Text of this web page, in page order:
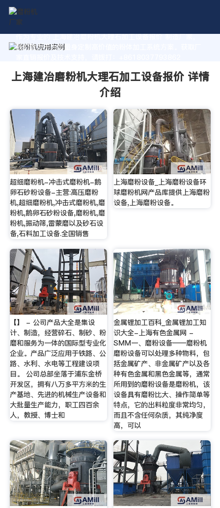
作为专业的 上海建冶磨粉机大理石加工设备报价 制造厂家，
我们致力于为您量身定制高价值的粉体加工系统方案。获取厂
上海建冶磨粉机大理石加工设备报价 详情
介绍
超细磨粉机-冲击式磨粉机-鹅
卵石砂粉设备-主营:高压磨粉
机,超细磨粉机,冲击式磨粉机,磨
粉机,鹅卵石砂粉设备,磨粉机,磨
粉机,振动筛,雷蒙磨以及砂石设
备,石料加工设备.全国销售
上海磨粉设备_上海磨粉设备环
球磨粉机网产品库提供上海磨粉
设备,上海磨粉设备。
【】 - 公司产品大全是集设
计、制造，经营碎石、制砂、粉
磨和服务为一体的国际型专业化
企业。产品广泛应用于铁路、公
路、水利、水电等工程建设项
目。 公司总部坐落于浦东金桥
开发区，拥有八万多平方米的生
产基地、先进的机械生产设备和
大批量生产能力，职工四百余
人，教授、博士和
金属锂加工百科_金属锂加工知
识大全-上海有色金属网 -
SMM一、磨粉设备——磨粉机
磨粉设备可以处理多种物料，包
括金属矿产、非金属矿产以及各
种有色金属和黑色金属等，通常
所用到的磨粉设备是磨粉机，该
设备具有磨粉比大、操作简单等
特点，它的出料粒度非常均匀，
而且不含任何杂质，其纯净度
高，可以